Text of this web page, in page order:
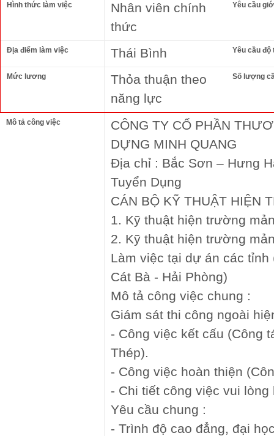
Hình thức làm việc
Nhân viên chính
thức
Yêu cầu
Địa điểm làm việc Thái Bình Yêu cầu độ
Mức lương
Thỏa thuận theo
năng lực
Số lượng
Mô tả công việc
CÔNG TY CỔ PHẦN
DỰNG MINH QUANG
Địa chỉ : Bắc Sơn – Hưng
Tuyển Dụng
CÁN BỘ KỸ THUẬT HIỆN
1. Kỹ thuật hiện trường
2. Kỹ thuật hiện trường
Làm việc tại dự án các
Cát Bà - Hải Phòng)
Mô tả công việc chung :
Giám sát thi công ngoài
- Công việc kết cấu (Công
Thép).
- Công việc hoàn thiện
- Chi tiết công việc vui lòng
Yêu cầu chung :
- Trình độ cao đẳng, đại